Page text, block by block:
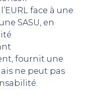
face à une
SASU, en
fournit une
ne peut pas